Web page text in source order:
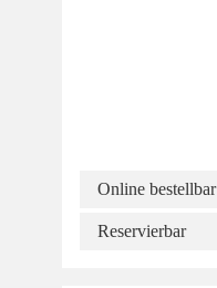
Online bestellbar
Reservierbar